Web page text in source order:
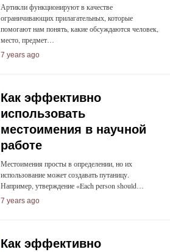
Артикли функционируют в качестве
ограничивающих прилагательных, которые
помогают нам понять, какие обсуждаются человек,
место, предмет…
7 years ago
Как эффективно
использовать
местоимения в научной
работе
Местоимения просты в определении, но их
использование может создавать путаницу.
Например, утверждение «Each person should…
7 years ago
Как эффективно